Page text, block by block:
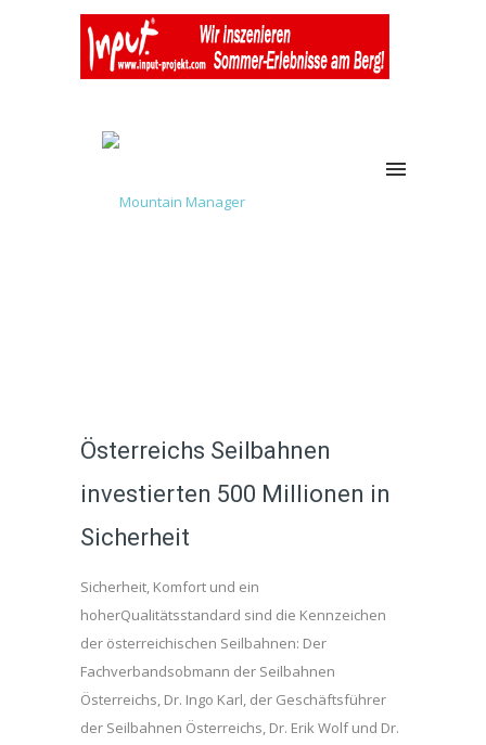
Österreichs Seilbahnen
investierten 500 Millionen in
Sicherheit
Sicherheit, Komfort und ein
hoherQualitätsstandard sind die Kennzeichen
der österreichischen Seilbahnen: Der
Fachverbandsobmann der Seilbahnen
Österreichs, Dr. Ingo Karl, der Geschäftsführer
der Seilbahnen Österreichs, Dr. Erik Wolf und Dr.